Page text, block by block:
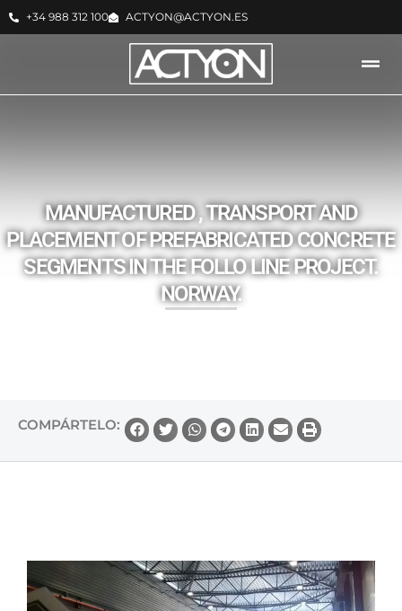
+34 988 312 100 ACTYON@ACTYON.ES
MANUFACTURED , TRANSPORT AND
PLACEMENT OF PREFABRICATED CONCRETE
SEGMENTS IN THE FOLLO LINE PROJECT.
NORWAY.
COMPÁRTELO: